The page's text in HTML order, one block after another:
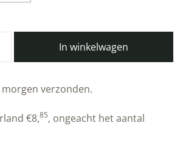
Alhambra
Artisan
In winkelwagen
verzonden.
€8,85, ongeacht het aantal